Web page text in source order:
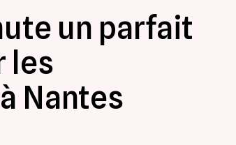
un parfait
les
Nantes